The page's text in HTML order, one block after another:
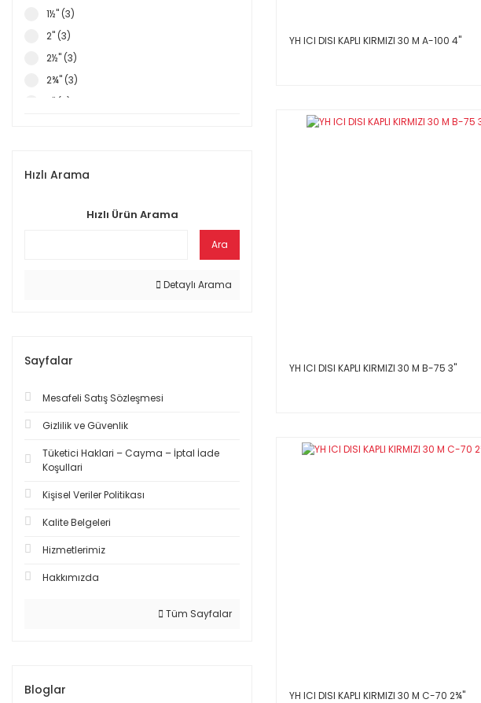
1½'' (3)
2" (3)
2½'' (3)
2¾'' (3)
3" (3)
Hızlı Arama
Hızlı Ürün Arama
Ara
Detaylı Arama
Sayfalar
Mesafeli Satış Sözleşmesi
Gizlilik ve Güvenlik
Tüketici Haklari – Cayma – İptal İade
Koşullari
Kişisel Veriler Politikası
Kalite Belgeleri
Hizmetlerimiz
Hakkımızda
Tüm Sayfalar
Bloglar
YH ICI DISI KAPLI KIRMIZI 30 M A-100 4''
YH ICI DISI KAPLI KIRMIZI 30 M B-75 3''
YH ICI DISI KAPLI KIRMIZI 30 M C-70 2¾''